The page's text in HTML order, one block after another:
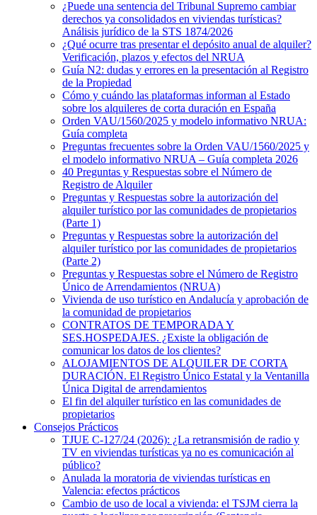
¿Puede una sentencia del Tribunal Supremo cambiar
derechos ya consolidados en viviendas turísticas?
Análisis jurídico de la STS 1874/2026
¿Qué ocurre tras presentar el depósito anual de alquiler?
Verificación, plazos y efectos del NRUA
Guía N2: dudas y errores en la presentación al Registro
de la Propiedad
Cómo y cuándo las plataformas informan al Estado
sobre los alquileres de corta duración en España
Orden VAU/1560/2025 y modelo informativo NRUA:
Guía completa
Preguntas frecuentes sobre la Orden VAU/1560/2025 y
el modelo informativo NRUA – Guía completa 2026
40 Preguntas y Respuestas sobre el Número de
Registro de Alquiler
Preguntas y Respuestas sobre la autorización del
alquiler turístico por las comunidades de propietarios
(Parte 1)
Preguntas y Respuestas sobre la autorización del
alquiler turístico por las comunidades de propietarios
(Parte 2)
Preguntas y Respuestas sobre el Número de Registro
Único de Arrendamientos (NRUA)
Vivienda de uso turístico en Andalucía y aprobación de
la comunidad de propietarios
CONTRATOS DE TEMPORADA Y
SES.HOSPEDAJES. ¿Existe la obligación de
comunicar los datos de los clientes?
ALOJAMIENTOS DE ALQUILER DE CORTA
DURACIÓN. El Registro Único Estatal y la Ventanilla
Única Digital de arrendamientos
El fin del alquiler turístico en las comunidades de
propietarios
Consejos Prácticos
TJUE C-127/24 (2026): ¿La retransmisión de radio y
TV en viviendas turísticas ya no es comunicación al
público?
Anulada la moratoria de viviendas turísticas en
Valencia: efectos prácticos
Cambio de uso de local a vivienda: el TSJM cierra la